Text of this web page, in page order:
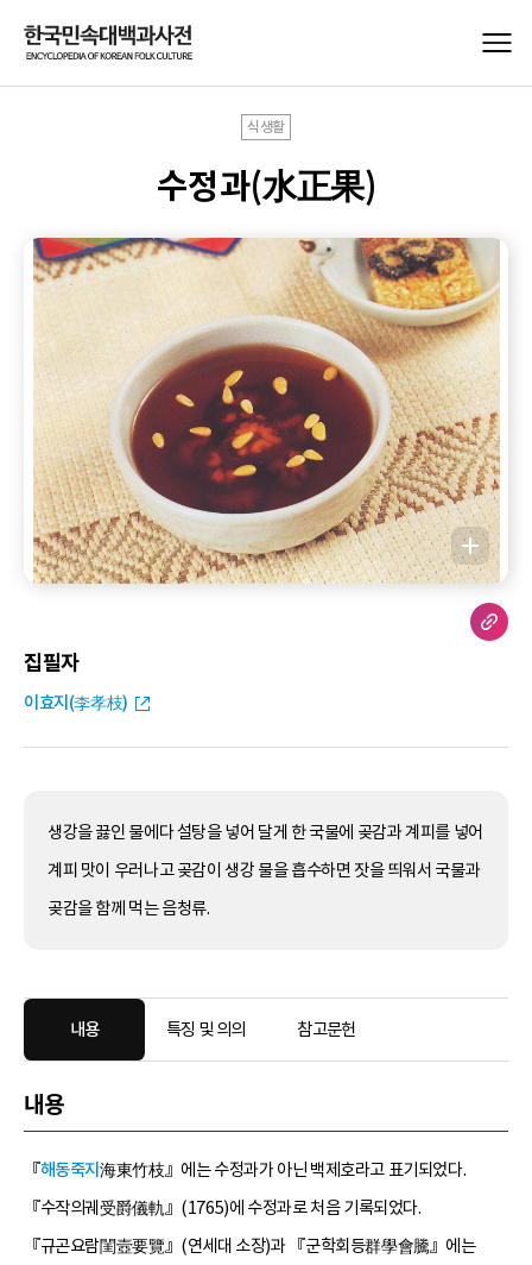
식생활
수정과(水正果)
집필자
이효지(李孝枝)
생강을 끓인 물에다 설탕을 넣어 달게 한 국물에 곶감과 계피를 넣어
계피 맛이 우러나고 곶감이 생강 물을 흡수하면 잣을 띄워서 국물과
곶감을 함께 먹는 음청류.
내용 특징 및 의의 참고문헌
내용
『해동죽지海東竹枝』에는 수정과가 아닌 백제호라고 표기되었다.
『수작의궤受爵儀軌』(1765)에 수정과로 처음 기록되었다.
『규곤요람閨壼要覽』(연세대 소장)과 『군학회등群學會騰』에는